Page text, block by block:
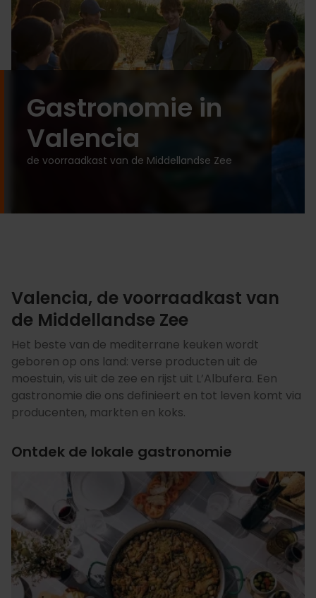
Gastronomie in
Valencia
de voorraadkast van de Middellandse Zee
Valencia, de voorraadkast van
de Middellandse Zee
Het beste van de mediterrane keuken wordt
geboren op ons land: verse producten uit de
moestuin, vis uit de zee en rijst uit L’Albufera. Een
gastronomie die ons definieert en tot leven komt via
producenten, markten en koks.
Ontdek de lokale gastronomie